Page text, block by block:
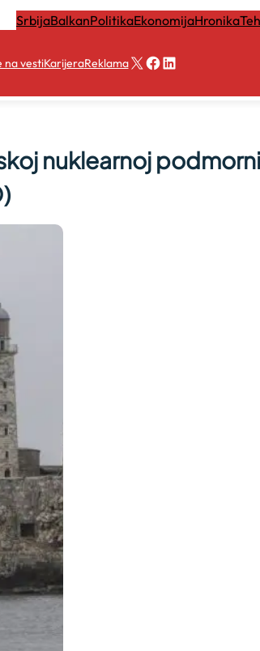
SrbijaBalkanPolitikaEkonomijaHronika
na vestiKarijeraReklamaX Facebook
LinkedIn
nuklearnoj